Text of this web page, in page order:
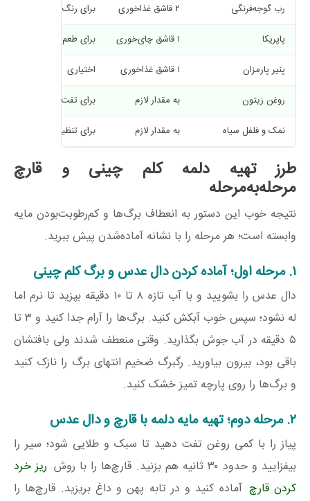
رب گوجه‌فرنگی
۲ قاشق غذاخوری
برای رنگ و طعم
پاپریکا
۱ قاشق چای‌خوری
برای طعم متعادل
پنیر پارمزان
۱ قاشق غذاخوری
اختیاری
روغن زیتون
به مقدار لازم
برای تفت و پخت
نمک و فلفل سیاه
به مقدار لازم برای تنظیم طعم نهایی
طرز تهیه دلمه کلم چینی و قارچ
مرحله‌به‌مرحله
نتیجه خوب این دستور به انعطاف برگ‌ها و کم‌رطوبت‌بودن مایه
وابسته است؛ هر مرحله را با نشانه آماده‌شدن پیش ببرید.
۱. مرحله اول؛ آماده کردن دال عدس و برگ کلم چینی
دال عدس را بشویید و با آب تازه ۸ تا ۱۰ دقیقه بپزید تا نرم اما
له نشود؛ سپس خوب آبکش کنید. برگ‌ها را آرام جدا کنید و ۳ تا
۵ دقیقه در آب جوش بگذارید. وقتی منعطف شدند ولی بافتشان
باقی بود، بیرون بیاورید. رگبرگ ضخیم انتهای برگ را نازک کنید
و برگ‌ها را روی پارچه تمیز خشک کنید.
۲. مرحله دوم؛ تهیه مایه دلمه با قارچ و دال عدس
پیاز را با کمی روغن تفت دهید تا سبک و طلایی شود؛ سیر را
بیفزایید و حدود ۳۰ ثانیه هم بزنید. قارچ‌ها را با روش
ریز خرد
کردن قارچ آماده کنید و در تابه پهن و داغ بریزید. قارچ‌ها را